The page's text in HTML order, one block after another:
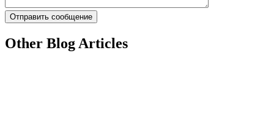
Other Blog Articles